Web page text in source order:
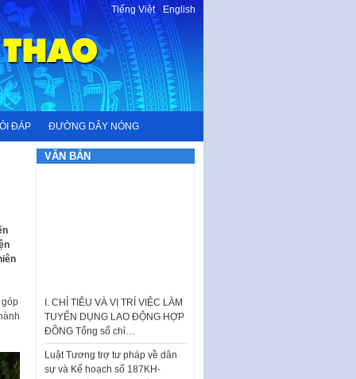
Tiếng Việt-English
ĐÁP ĐƯỜNG DÂY NÓNG
VĂN BẢN
TUYỂN DỤNG LAO ĐỘNG HỢP
ĐỒNG Tổng số chỉ…
Luật Tương trợ tư pháp về dân
sự và Kế hoạch số 187KH-
UBND ngày 0752026 của
UBND…